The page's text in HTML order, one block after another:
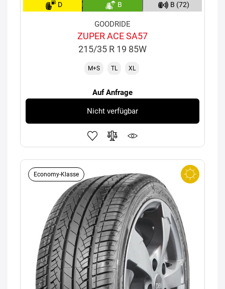
D B B (72)
GOODRIDE
ZUPER ACE SA57
215/35 R 19 85W
M+S TL XL
Auf Anfrage
Nicht verfügbar
Economy-Klasse